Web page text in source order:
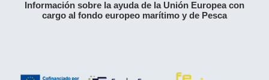
Información sobre la ayuda de la Unión Europea con
cargo al fondo europeo marítimo y de Pesca